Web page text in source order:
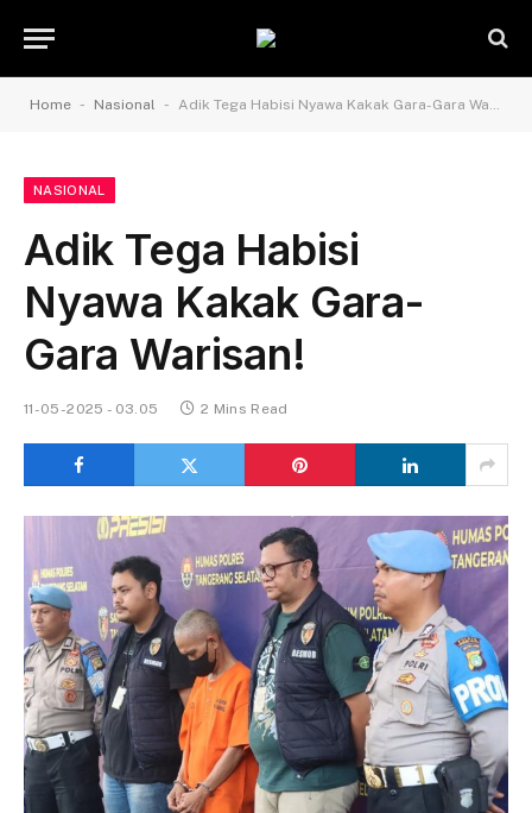
Home - Nasional - Adik Tega Habisi Nyawa Kakak Gara-Gara Warisan!
NASIONAL
Adik Tega Habisi
Nyawa Kakak Gara-
Gara Warisan!
11-05-2025 - 03.05 2 Mins Read